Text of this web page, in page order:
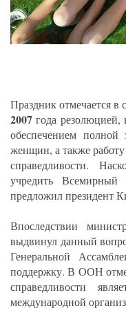
Праздник отмечается в
2007 года резолюцией,
обеспечением полной
женщин, а также
справедливости.
учредить Всемирный
предложил президент
Впоследствии
выдвинул данный
Генеральной
поддержку. В ООН
справедливости
международной